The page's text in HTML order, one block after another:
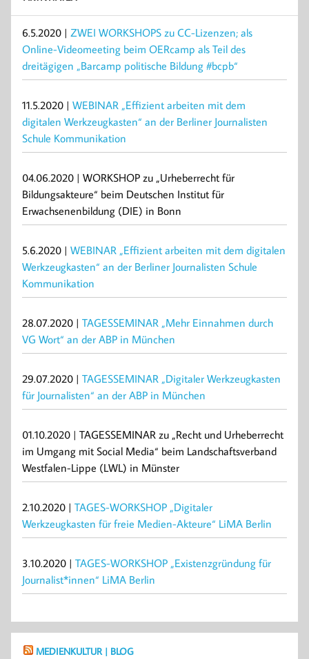
6.5.2020 | ZWEI WORKSHOPS zu CC-Lizenzen; als
Online-Videomeeting beim OERcamp als Teil des
dreitägigen „Barcamp politische Bildung #bcpb“
11.5.2020 | WEBINAR „Effizient arbeiten mit dem
digitalen Werkzeugkasten“ an der Berliner Journalisten
Schule Kommunikation
04.06.2020 | WORKSHOP zu „Urheberrecht für
Bildungsakteure“ beim Deutschen Institut für
Erwachsenenbildung (DIE) in Bonn
5.6.2020 | WEBINAR „Effizient arbeiten mit dem digitalen
Werkzeugkasten“ an der Berliner Journalisten Schule
Kommunikation
28.07.2020 | TAGESSEMINAR „Mehr Einnahmen durch
VG Wort“ an der ABP in München
29.07.2020 | TAGESSEMINAR „Digitaler Werkzeugkasten
für Journalisten“ an der ABP in München
01.10.2020 | TAGESSEMINAR zu „Recht und Urheberrecht
im Umgang mit Social Media“ beim Landschaftsverband
Westfalen-Lippe (LWL) in Münster
2.10.2020 | TAGES-WORKSHOP „Digitaler
Werkzeugkasten für freie Medien-Akteure“ LiMA Berlin
3.10.2020 | TAGES-WORKSHOP „Existenzgründung für
Journalist*innen“ LiMA Berlin
MEDIENKULTUR | BLOG